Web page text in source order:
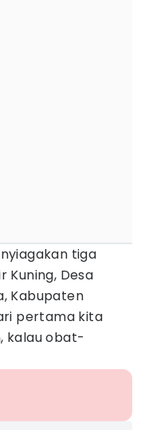
tiga
Kuning, Desa
Kabupaten
pertama kita
kalau obat-